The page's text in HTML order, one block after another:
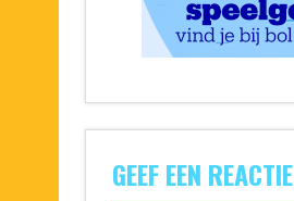
GEEF EEN REACTIE